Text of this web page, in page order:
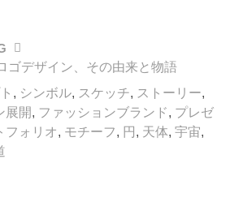
“戦
に
む
旗
印、
ゴデザイン、その由来と物語
, シンボル, スケッチ, ストーリー,
展開, ファッションブランド, プレゼ
フォリオ, モチーフ, 円 , 天体, 宇宙,